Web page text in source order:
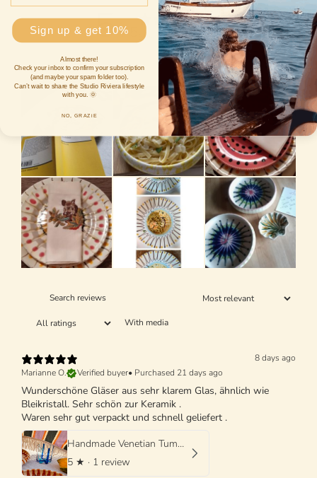
5 / 5 654 reviews
With media
8 days ago
Marianne O.
Verified buyer• Purchased 21 days ago
Wunderschöne Gläser aus sehr klarem Glas, ähnlich wie
Bleikristall. Sehr schön zur Keramik .
Waren sehr gut verpackt und schnell geliefert .
Handmade Venetian Tumbler Glass | Italian Mouth-Blown Glass
5 ★ · 1 review
Sign up & get 10%
Almost there!
Check your inbox to confirm your subscription
(and maybe your spam folder too).
Can’t wait to share the Studio Riviera lifestyle
with you. 🌞
NO, GRAZiE